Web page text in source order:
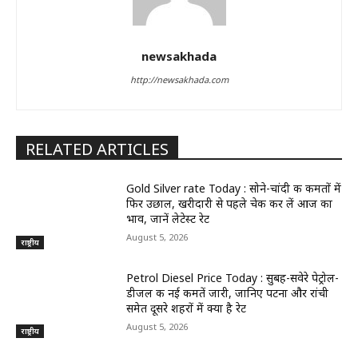
newsakhada
http://newsakhada.com
RELATED ARTICLES
राष्ट्रीय
Gold Silver rate Today : सोने-चांदी की कीमतों में
फिर उछाल, खरीदारी से पहले चेक कर लें आज का
भाव, जानें लेटेस्ट रेट
August 5, 2026
राष्ट्रीय
Petrol Diesel Price Today : सुबह-सवेरे पेट्रोल-
डीजल की नई कीमतें जारी, जानिए पटना और रांची
समेत दूसरे शहरों में क्या है रेट
August 5, 2026